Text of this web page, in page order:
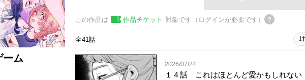
ーム
この作品は 作品チケット 対象です（ログインが必要です）
全41話
2026/07/24
１４話 これはほとんど愛かもしれない